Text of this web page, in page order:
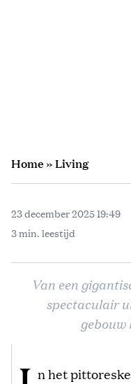
Home»Living
23 december 2025 19:49
3 min. leestijd
Van een
spectaculair
gebouw
n het